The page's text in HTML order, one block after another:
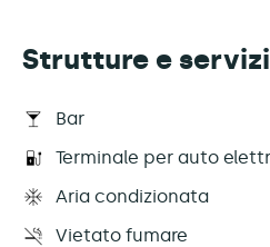
Strutture e servizi
Bar
Terminale per auto
Aria condizionata
Vietato fumare